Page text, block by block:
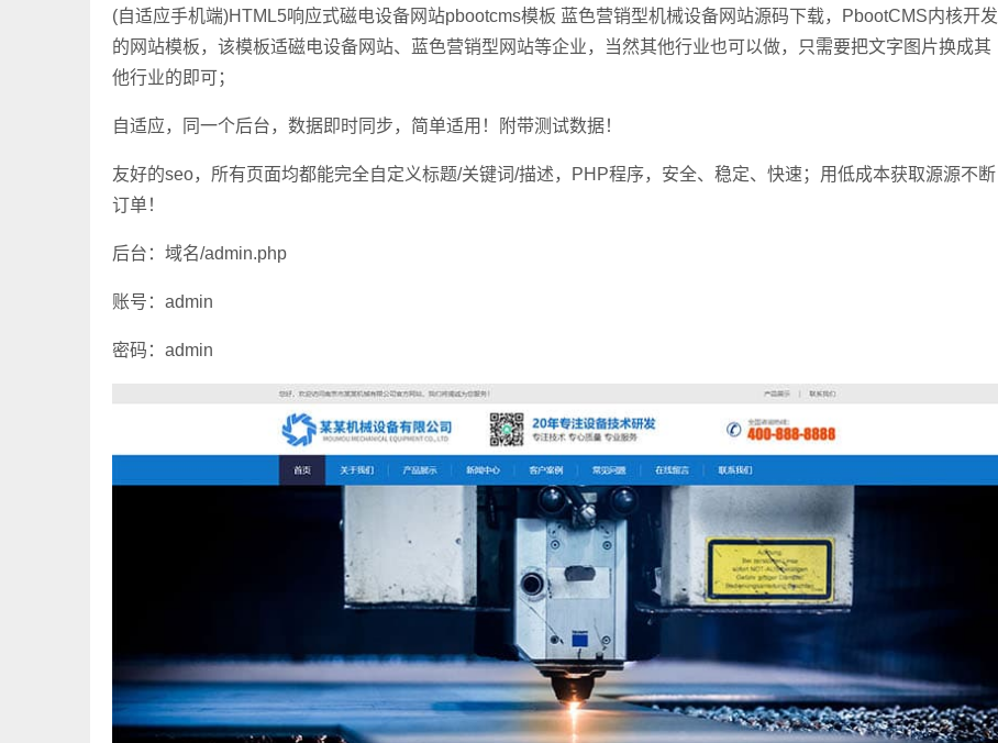
(自适应手机端)HTML5响应式磁电设备网站pbootcms模板 蓝色营销型机械设备网站源码下载，PbootCMS内核开发
的网站模板，该模板适磁电设备网站、蓝色营销型网站等企业，当然其他行业也可以做，只需要把文字图片换成其
他行业的即可；
自适应，同一个后台，数据即时同步，简单适用！附带测试数据！
友好的seo，所有页面均都能完全自定义标题/关键词/描述，PHP程序，安全、稳定、快速；用低成本获取源源不断
订单！
后台：域名/admin.php
账号：admin
密码：admin